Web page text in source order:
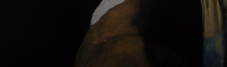
täglichen Lebens
und der Natur